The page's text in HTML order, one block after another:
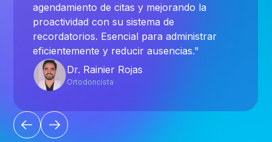
agendamiento de citas y mejorando la
proactividad con su sistema de
recordatorios. Esencial para administrar
eficientemente y reducir ausencias."
Dr. Rainier Rojas
Ortodoncista